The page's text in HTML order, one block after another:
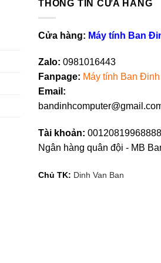
THÔNG TIN CỬA HÀNG
Cửa hàng: Máy tính Ban
Zalo: 0981016443
Fanpage: Máy tính Ban Đinh
Email:
Tài khoản:
Ngân hàng quân đội - MB
Chủ TK: Dinh Van Ban